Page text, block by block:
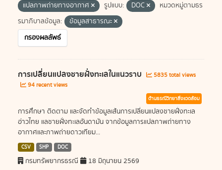
แปลภาพถ่ายทางอากาศ
รูปแบบ: DOC
หมวดหมู่ตามธร
รมาภิบาลข้อมูล:
ข้อมูลสาธารณะ
กรองผลลัพธ์
การเปลี่ยนแปลงชายฝั่งทะเลในแนวราบ
5835 total views
94 recent views
ด้านธรณีวิทยาสิ่งแวดล้อม
การศึกษา ติดตาม และจัดทำข้อมูลเส้นการเปลี่ยนแปลงชายฝั่งทะเล
อ่าวไทย แลชายฝั่งทะเลอันดามัน จากข้อมูลการแปลภาพถ่ายทาง
อากาศและภาพถ่ายดาวเทียม...
CSV SHP DOC
กรมทรัพยากรธรณี 18 มิถุนายน 2569